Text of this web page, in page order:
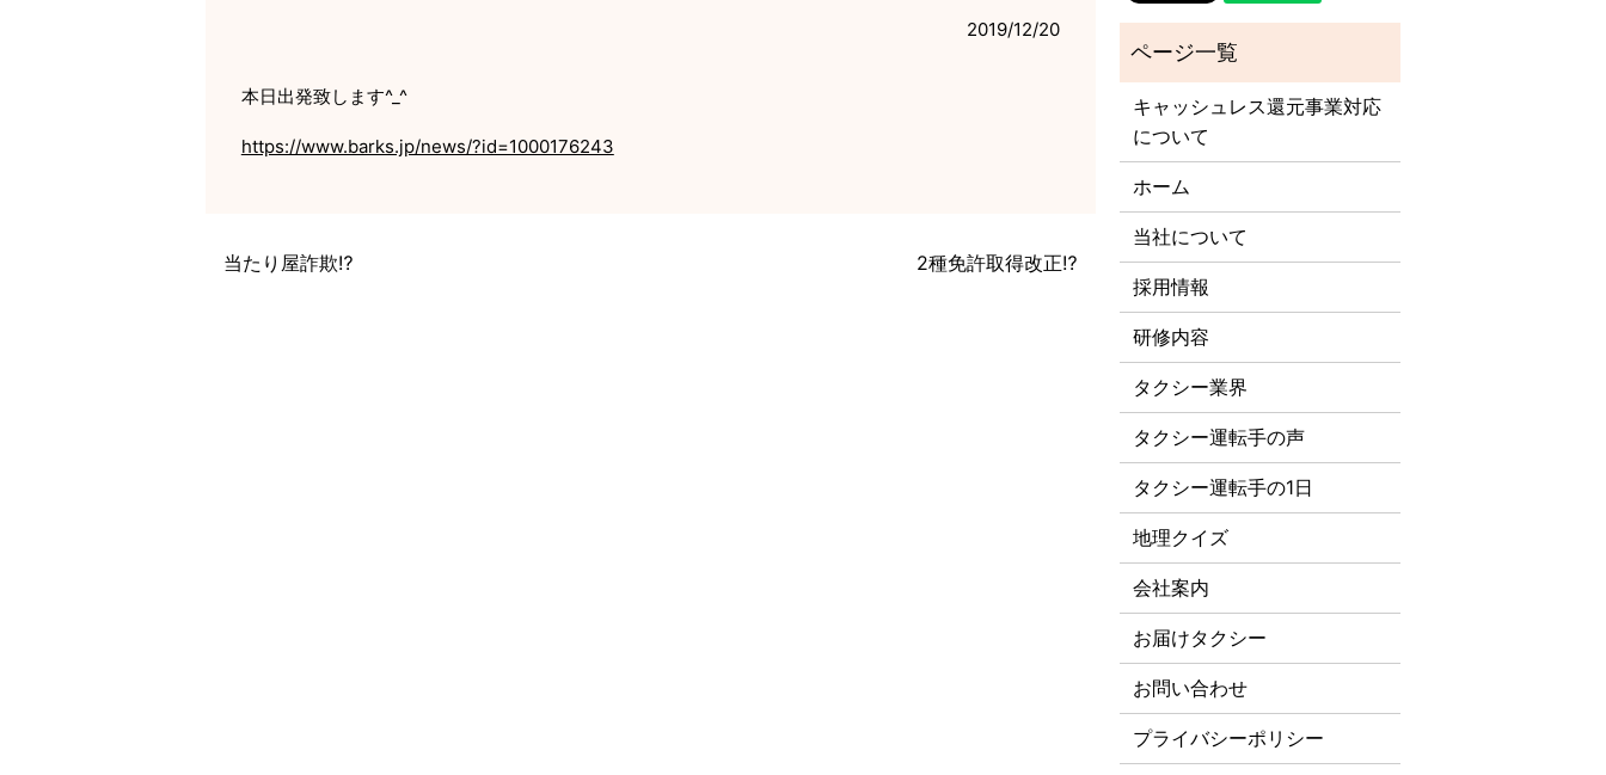
2019/12/20
本日出発致します^_^
https://www.barks.jp/news/?id=1000176243
当たり屋詐欺⁉️ 2種免許取得改正⁉️
キャッシュレス還元事業対応
について
ホーム
当社について
採用情報
研修内容
タクシー業界
タクシー運転手の声
タクシー運転手の1日
地理クイズ
会社案内
お届けタクシー
お問い合わせ
プライバシーポリシー